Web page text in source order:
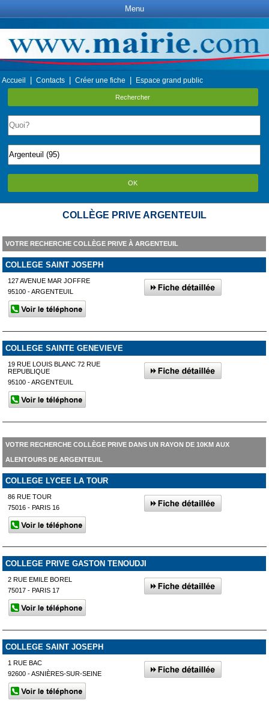
Menu
Accueil Contacts Créer une fiche Espace grand public
Rechercher
OK
COLLÈGE PRIVE ARGENTEUIL
VOTRE RECHERCHE COLLÈGE PRIVE À ARGENTEUIL
COLLEGE SAINT JOSEPH
127 AVENUE MAR JOFFRE
95100 - ARGENTEUIL
COLLEGE SAINTE GENEVIEVE
19 RUE LOUIS BLANC 72 RUE
REPUBLIQUE
95100 - ARGENTEUIL
VOTRE RECHERCHE COLLÈGE PRIVE DANS UN RAYON DE 10KM AUX
ALENTOURS DE ARGENTEUIL
COLLEGE LYCEE LA TOUR
86 RUE TOUR
75016 - PARIS 16
COLLEGE PRIVE GASTON TENOUDJI
2 RUE EMILE BOREL
75017 - PARIS 17
COLLEGE SAINT JOSEPH
1 RUE BAC
92600 - ASNIÈRES-SUR-SEINE